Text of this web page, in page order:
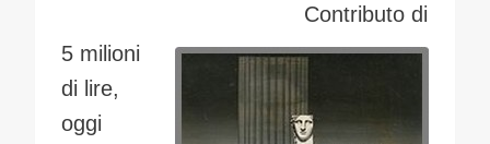
Contributo di
5 milioni
di lire,
oggi